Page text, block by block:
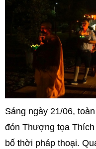
Sáng ngày 21/06,
đón Thượng tọa
bố thời pháp thoại.